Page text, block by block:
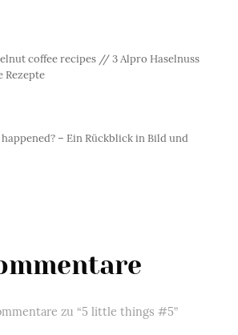
coffee recipes // 3 Alpro Haselnuss
Rezepte
– Ein Rückblick in Bild und
zu “5 little things #5”